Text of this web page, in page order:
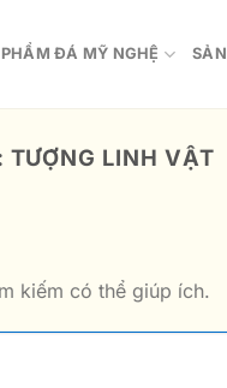
ĐÁ MỸ NGHỆ
TƯỢNG LINH VẬT
kiếm có thể giúp ích.